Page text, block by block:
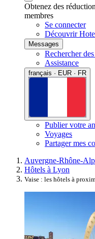
Obtenez des
membres
Se connecter
Découvrir
Messages
Rechercher
Assistance
français · EUR · FR
Publier votre
Voyages
Partager mes
Auvergne-Rhône-
Hôtels à Lyon
Vaise : les hôtels à